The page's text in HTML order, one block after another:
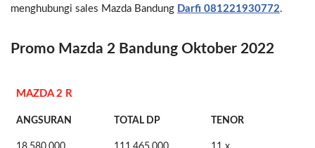
menghubungi sales Mazda Bandung Darfi 081221930772.
Promo Mazda 2 Bandung Oktober 2022
MAZDA 2 R
ANGSURAN TOTAL DP TENOR